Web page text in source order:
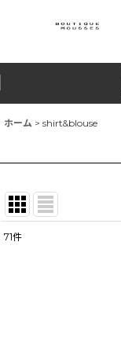
ホーム > shirt&blouse
71件